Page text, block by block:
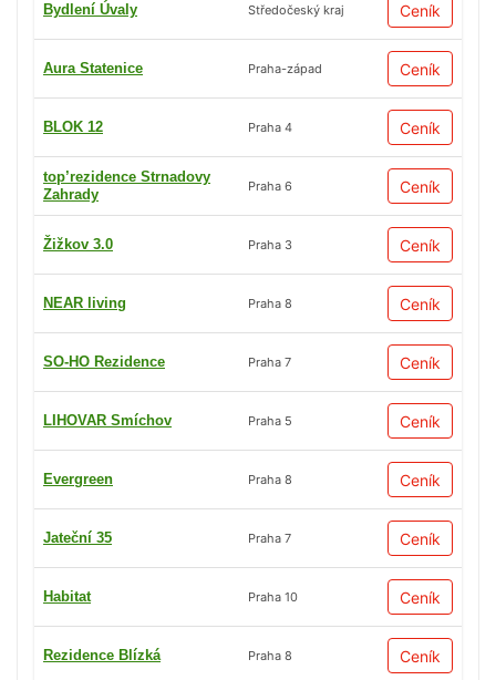
Bydlení Úvaly Středočeský kraj Ceník
Aura Statenice Praha-západ Ceník
BLOK 12 Praha 4 Ceník
top’rezidence Strnadovy
Zahrady
Praha 6 Ceník
Žižkov 3.0 Praha 3 Ceník
NEAR living Praha 8 Ceník
SO-HO Rezidence Praha 7 Ceník
LIHOVAR Smíchov Praha 5 Ceník
Evergreen Praha 8 Ceník
Jateční 35 Praha 7 Ceník
Habitat Praha 10 Ceník
Rezidence Blízká Praha 8 Ceník